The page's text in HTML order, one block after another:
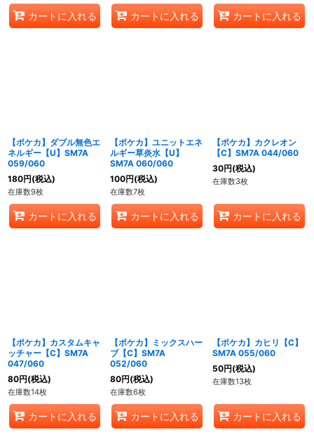
カートに入れる カートに入れる カートに入れる
【ポケカ】ダブル無色エ
ネルギー【U】SM7A
059/060
180円(税込)
在庫数9枚
カートに入れる
【ポケカ】ユニットエネ
ルギー草炎水【U】
SM7A 060/060
100円(税込)
在庫数7枚
カートに入れる
【ポケカ】カクレオン
【C】SM7A 044/060
30円(税込)
在庫数3枚
カートに入れる
【ポケカ】カスタムキャ
ッチャー【C】SM7A
047/060
80円(税込)
在庫数14枚
カートに入れる
【ポケカ】ミックスハー
ブ【C】SM7A
052/060
80円(税込)
在庫数6枚
カートに入れる
【ポケカ】カヒリ【C】
SM7A 055/060
50円(税込)
在庫数13枚
カートに入れる